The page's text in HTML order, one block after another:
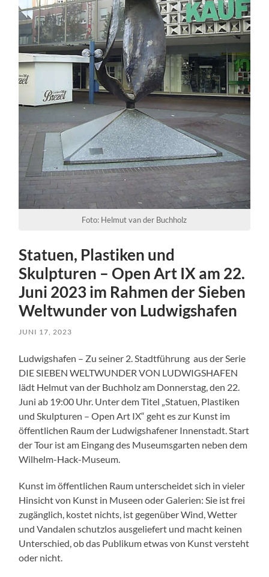
Foto: Helmut van der Buchholz
Statuen, Plastiken und
Skulpturen – Open Art IX am 22.
Juni 2023 im Rahmen der Sieben
Weltwunder von Ludwigshafen
JUNI 17, 2023
Ludwigshafen – Zu seiner 2. Stadtführung aus der Serie
DIE SIEBEN WELTWUNDER VON LUDWIGSHAFEN
lädt Helmut van der Buchholz am Donnerstag, den 22.
Juni ab 19:00 Uhr. Unter dem Titel „Statuen, Plastiken
und Skulpturen – Open Art IX“ geht es zur Kunst im
öffentlichen Raum der Ludwigshafener Innenstadt. Start
der Tour ist am Eingang des Museumsgarten neben dem
Wilhelm-Hack-Museum.
Kunst im öffentlichen Raum unterscheidet sich in vieler
Hinsicht von Kunst in Museen oder Galerien: Sie ist frei
zugänglich, kostet nichts, ist gegenüber Wind, Wetter
und Vandalen schutzlos ausgeliefert und macht keinen
Unterschied, ob das Publikum etwas von Kunst versteht
oder nicht.